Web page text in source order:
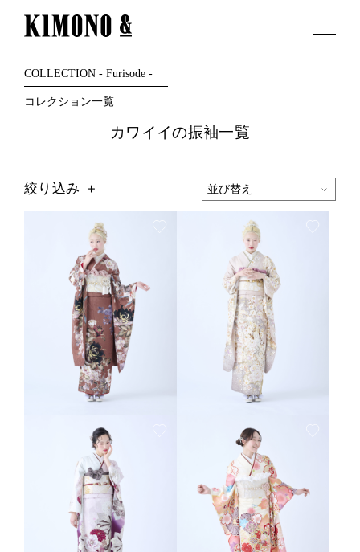
COLLECTION - Furisode -
コレクション一覧
カワイイの振袖一覧
絞り込み